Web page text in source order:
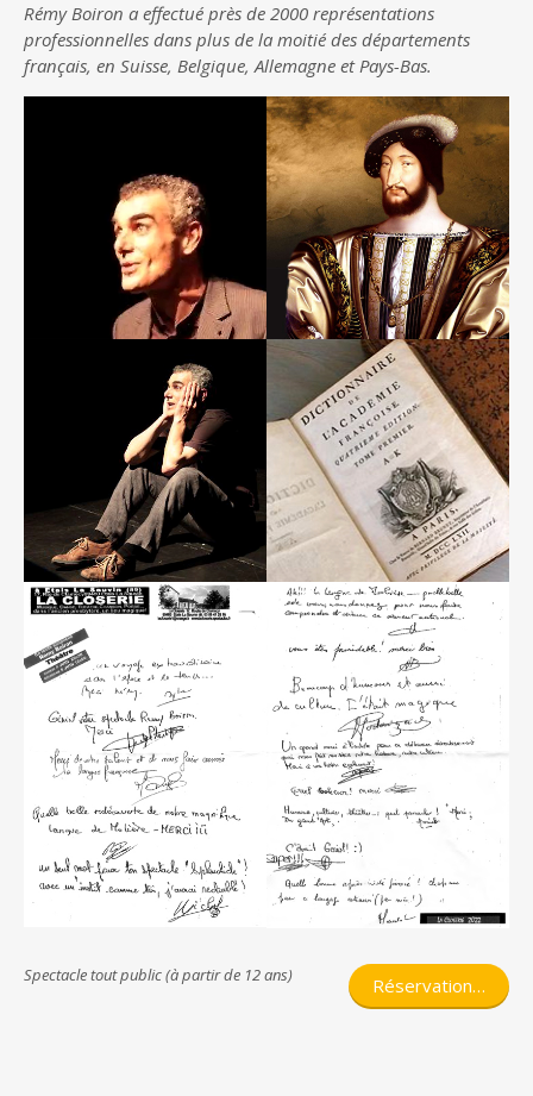
Rémy Boiron a effectué près de 2000 représentations
professionnelles dans plus de la moitié des départements
français, en Suisse, Belgique, Allemagne et Pays-Bas.
Réservation…
Spectacle tout public (à partir de 12 ans)